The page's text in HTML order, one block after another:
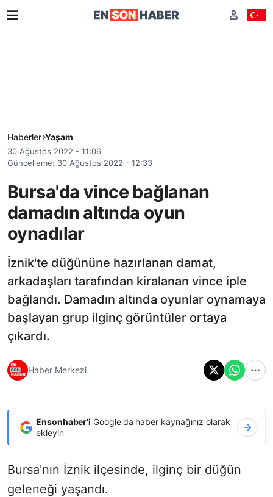
Haberler Yaşam
30 Ağustos 2022 - 11:06
Güncelleme: 30 Ağustos 2022 - 12:33
Bursa'da vince bağlanan
damadın altında oyun
oynadılar
İznik'te düğününe hazırlanan damat,
arkadaşları tarafından kiralanan vince iple
bağlandı. Damadın altında oyunlar oynamaya
başlayan grup ilginç görüntüler ortaya
çıkardı.
Haber Merkezi
Ensonhaber'i Google'da haber kaynağınız olarak
ekleyin
Bursa'nın İznik ilçesinde, ilginç bir düğün
geleneği yaşandı.